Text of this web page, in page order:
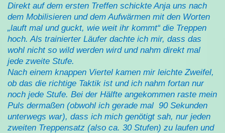
Direkt auf dem ersten Treffen schickte Anja uns nach
dem Mobilisieren und dem Aufwärmen mit den Worten
„lauft mal und guckt, wie weit ihr kommt“ die Treppen
hoch. Als trainierter Läufer dachte ich mir, dass das
wohl nicht so wild werden wird und nahm direkt mal
jede zweite Stufe.
Nach einem knappen Viertel kamen mir leichte Zweifel,
ob das die richtige Taktik ist und ich nahm fortan nur
noch jede Stufe. Bei der Hälfte angekommen raste mein
Puls dermaßen (obwohl ich gerade mal 90 Sekunden
unterwegs war), dass ich mich genötigt sah, nur jeden
zweiten Treppensatz (also ca. 30 Stufen) zu laufen und